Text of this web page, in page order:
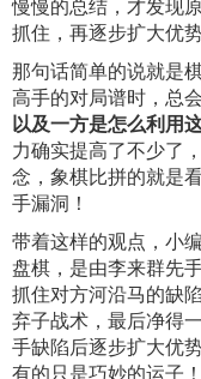
慢慢的总结，才发现
抓住，再逐步扩大优
那句话简单的说就是
高手的对局谱时，总
以及一方是怎么利用
力确实提高了不少了
念，象棋比拼的就是
手漏洞！
带着这样的观点，小
盘棋，是由李来群先
抓住对方河沿马的缺
弃子战术，最后净得
手缺陷后逐步扩大优
有的只是巧妙的运子！